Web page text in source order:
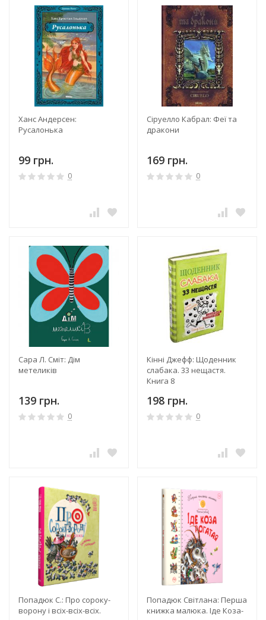
Ханс Андерсен:
Русалонька
99 грн.
0
Сіруелло Кабрал: Феї та
дракони
169 грн.
0
Сара Л. Сміт: Дім
метеликів
139 грн.
0
Кінні Джефф: Щоденник
слабака. 33 нещастя.
Книга 8
198 грн.
0
Попадюк С.: Про сороку-
ворону і всіх-всіх-всіх.
Попадюк Світлана: Перша
книжка малюка. Іде Коза-